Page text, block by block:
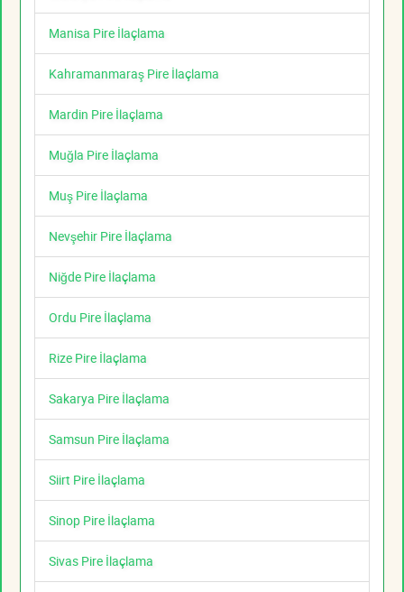
Manisa Pire İlaçlama
Kahramanmaraş Pire İlaçlama
Mardin Pire İlaçlama
Muğla Pire İlaçlama
Muş Pire İlaçlama
Nevşehir Pire İlaçlama
Niğde Pire İlaçlama
Ordu Pire İlaçlama
Rize Pire İlaçlama
Sakarya Pire İlaçlama
Samsun Pire İlaçlama
Siirt Pire İlaçlama
Sinop Pire İlaçlama
Sivas Pire İlaçlama